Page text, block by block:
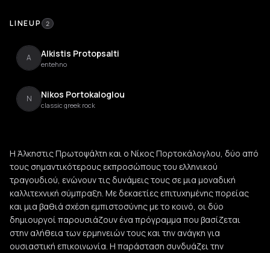
LINEUP 2
A Alkistis Protopsalti
entehno
N Nikos Portokaloglou
classic greek rock
Η Άλκηστις Πρωτοψάλτη και ο Νίκος Πορτοκάλογλου, δύο από
τους σημαντικότερους εκπροσώπους του ελληνικού
τραγουδιού, ενώνουν τις δυνάμεις τους σε μια μοναδική
καλλιτεχνική σύμπραξη. Με δεκαετίες επιτυχημένης πορείας
και μια βαθιά σχέση εμπιστοσύνης με το κοινό, οι δύο
δημιουργοί παρουσιάζουν ένα πρόγραμμα που βασίζεται
στην αλήθεια των ερμηνειών τους και την ανάγκη για
ουσιαστική επικοινωνία. Η παράσταση συνδυάζει την